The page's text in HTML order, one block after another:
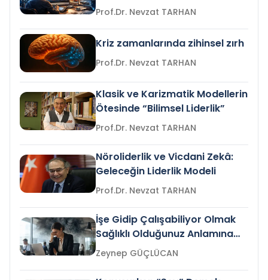
Prof.Dr. Nevzat TARHAN
Kriz zamanlarında zihinsel zırh
Prof.Dr. Nevzat TARHAN
Klasik ve Karizmatik Modellerin
Ötesinde “Bilimsel Liderlik”
Prof.Dr. Nevzat TARHAN
Nöroliderlik ve Vicdani Zekâ:
Geleceğin Liderlik Modeli
Prof.Dr. Nevzat TARHAN
İşe Gidip Çalışabiliyor Olmak
Sağlıklı Olduğunuz Anlamına
Gelir mi?Zeynep GÜÇLÜCAN